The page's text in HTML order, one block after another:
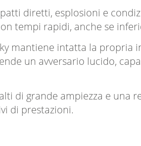
diretti, esplosioni e
tempi rapidi, anche se
mantiene intatta la propria
un avversario lucido,
di grande ampiezza e una
di prestazioni.